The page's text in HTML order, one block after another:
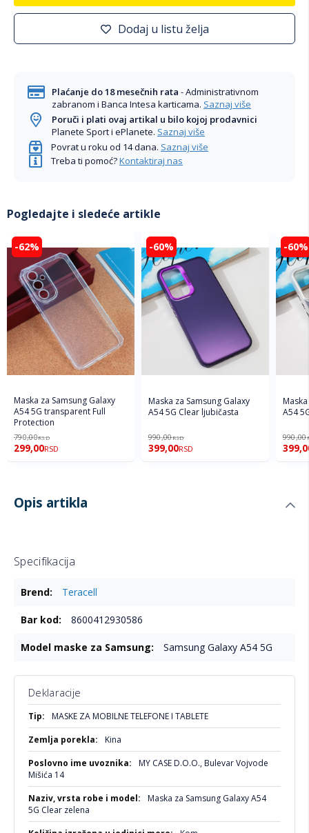
Dodaj u listu želja
Plaćanje do 18 mesečnih rata - Administrativnom
zabranom i Banca Intesa karticama. Saznaj više
Poruči i plati ovaj artikal u bilo kojoj prodavnici
Planete Sport i ePlanete. Saznaj više
Povrat u roku od 14 dana. Saznaj više
Treba ti pomoć?Kontaktiraj nas
Pogledajte i sledeće artikle
-62%
Maska za Samsung Galaxy
A54 5G transparent Full
Protection
790,00RSD
299,00RSD
-60%
Maska za Samsung Galaxy
A54 5G Clear ljubičasta
990,00RSD
399,00RSD
-60%
A54
990,00
Opis artikla
Specifikacija
informacija Teracell
8600412930586
Samsung Galaxy A54 5G
Deklaracije
Više
informacija
MASKE ZA MOBILNE TELEFONE I TABLETE
Kina
MY CASE D.O.O., Bulevar Vojvode
Mišića 14
Maska za Samsung Galaxy A54
5G Clear zelena